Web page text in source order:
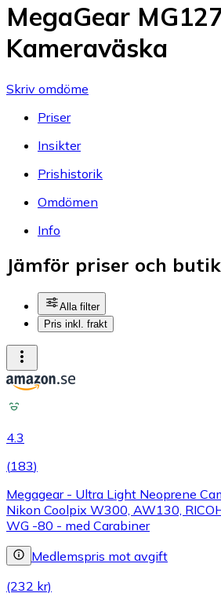
MegaGear
Kameraväska
Skriv omdöme
Priser
Insikter
Prishistorik
Omdömen
Info
Jämför priser och
Alla filter
Pris inkl. frakt
4.3
(183)
Megagear - Ultra Light Neoprene
Nikon Coolpix W300, AW130,
WG -80 - med Carabiner
Medlemspris mot avgift
(232 kr)